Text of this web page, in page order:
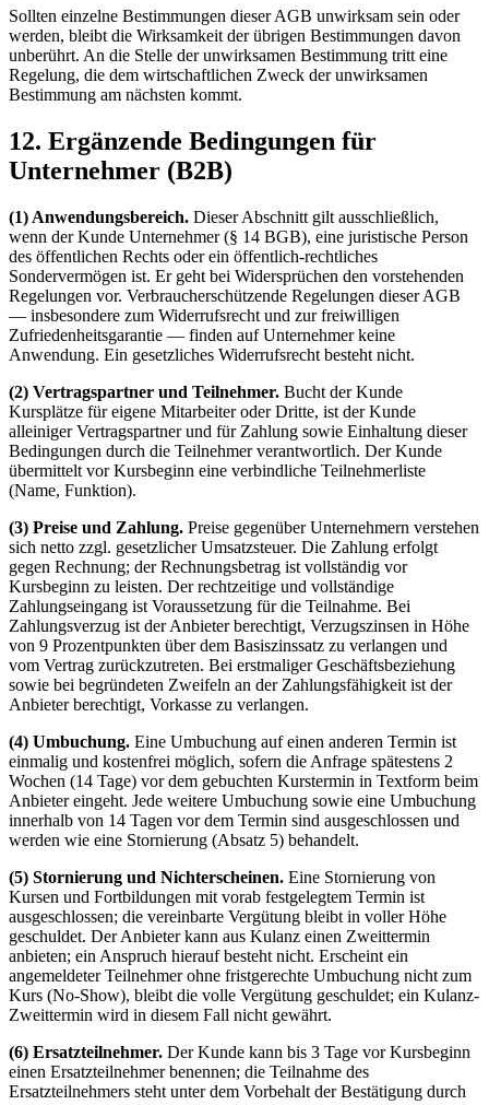
Sollten einzelne Bestimmungen dieser AGB unwirksam sein oder
werden, bleibt die Wirksamkeit der übrigen Bestimmungen davon
unberührt. An die Stelle der unwirksamen Bestimmung tritt eine
Regelung, die dem wirtschaftlichen Zweck der unwirksamen
Bestimmung am nächsten kommt.
12. Ergänzende Bedingungen für
Unternehmer (B2B)
(1) Anwendungsbereich. Dieser Abschnitt gilt ausschließlich,
wenn der Kunde Unternehmer (§ 14 BGB), eine juristische Person
des öffentlichen Rechts oder ein öffentlich-rechtliches
Sondervermögen ist. Er geht bei Widersprüchen den vorstehenden
Regelungen vor. Verbraucherschützende Regelungen dieser AGB
— insbesondere zum Widerrufsrecht und zur freiwilligen
Zufriedenheitsgarantie — finden auf Unternehmer keine
Anwendung. Ein gesetzliches Widerrufsrecht besteht nicht.
(2) Vertragspartner und Teilnehmer. Bucht der Kunde
Kursplätze für eigene Mitarbeiter oder Dritte, ist der Kunde
alleiniger Vertragspartner und für Zahlung sowie Einhaltung dieser
Bedingungen durch die Teilnehmer verantwortlich. Der Kunde
übermittelt vor Kursbeginn eine verbindliche Teilnehmerliste
(Name, Funktion).
(3) Preise und Zahlung. Preise gegenüber Unternehmern verstehen
sich netto zzgl. gesetzlicher Umsatzsteuer. Die Zahlung erfolgt
gegen Rechnung; der Rechnungsbetrag ist vollständig vor
Kursbeginn zu leisten. Der rechtzeitige und vollständige
Zahlungseingang ist Voraussetzung für die Teilnahme. Bei
Zahlungsverzug ist der Anbieter berechtigt, Verzugszinsen in Höhe
von 9 Prozentpunkten über dem Basiszinssatz zu verlangen und
vom Vertrag zurückzutreten. Bei erstmaliger Geschäftsbeziehung
sowie bei begründeten Zweifeln an der Zahlungsfähigkeit ist der
Anbieter berechtigt, Vorkasse zu verlangen.
(4) Umbuchung. Eine Umbuchung auf einen anderen Termin ist
einmalig und kostenfrei möglich, sofern die Anfrage spätestens 2
Wochen (14 Tage) vor dem gebuchten Kurstermin in Textform beim
Anbieter eingeht. Jede weitere Umbuchung sowie eine Umbuchung
innerhalb von 14 Tagen vor dem Termin sind ausgeschlossen und
werden wie eine Stornierung (Absatz 5) behandelt.
(5) Stornierung und Nichterscheinen. Eine Stornierung von
Kursen und Fortbildungen mit vorab festgelegtem Termin ist
ausgeschlossen; die vereinbarte Vergütung bleibt in voller Höhe
geschuldet. Der Anbieter kann aus Kulanz einen Zweittermin
anbieten; ein Anspruch hierauf besteht nicht. Erscheint ein
angemeldeter Teilnehmer ohne fristgerechte Umbuchung nicht zum
Kurs (No-Show), bleibt die volle Vergütung geschuldet; ein Kulanz-
Zweittermin wird in diesem Fall nicht gewährt.
(6) Ersatzteilnehmer. Der Kunde kann bis 3 Tage vor Kursbeginn
einen Ersatzteilnehmer benennen; die Teilnahme des
Ersatzteilnehmers steht unter dem Vorbehalt der Bestätigung durch